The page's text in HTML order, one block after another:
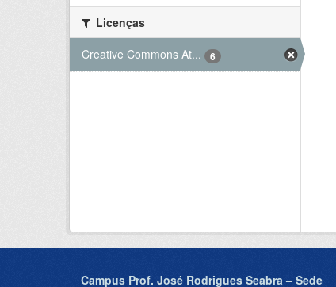
Licenças
Creative Commons At...
6
Campus Prof. José Rodrigues Seabra – Sede